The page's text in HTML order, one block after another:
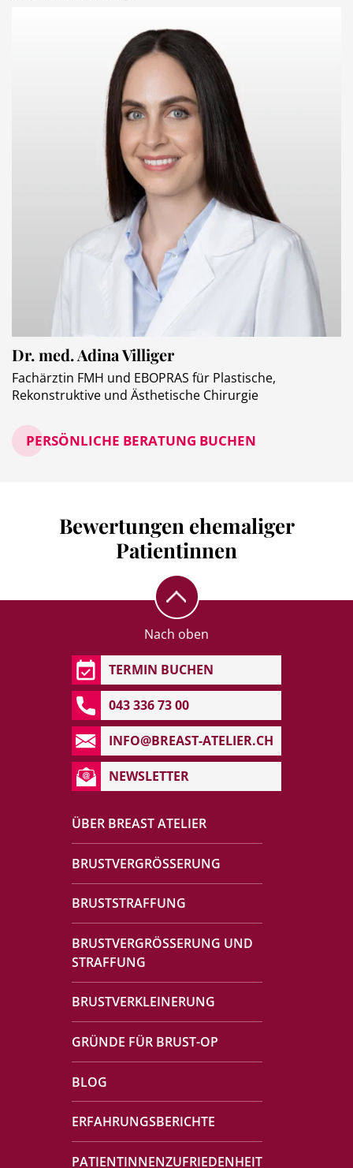
Dr. med. Adina Villiger
Fachärztin FMH und EBOPRAS für Plastische,
Rekonstruktive und Ästhetische Chirurgie
PERSÖNLICHE BERATUNG BUCHEN
Bewertungen ehemaliger
Patientinnen
Nach oben
TERMIN BUCHEN
043 336 73 00
INFO@BREAST-ATELIER.CH
NEWSLETTER
ÜBER BREAST ATELIER
BRUSTVERGRÖSSERUNG
BRUSTSTRAFFUNG
BRUSTVERGRÖSSERUNG UND
STRAFFUNG
BRUSTVERKLEINERUNG
GRÜNDE FÜR BRUST-OP
BLOG
ERFAHRUNGSBERICHTE
PATIENTINNENZUFRIEDENHEIT